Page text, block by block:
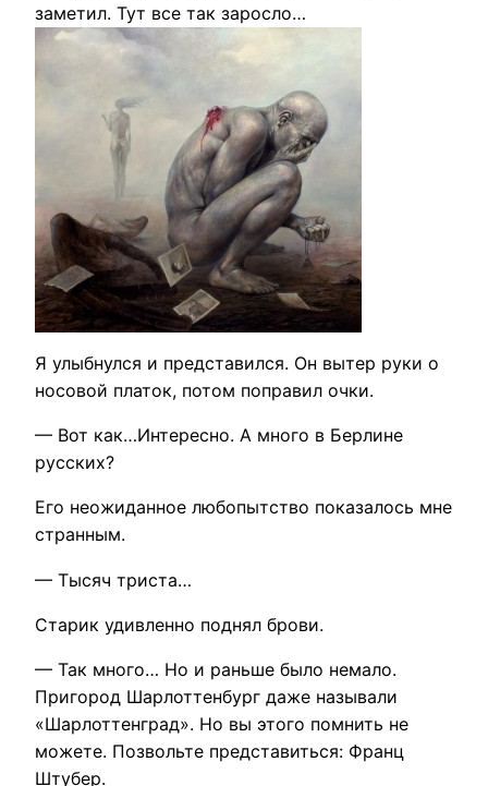
заметил. Тут все так заросло…
Я улыбнулся и представился. Он вытер руки о
носовой платок, потом поправил очки.
— Вот как…Интересно. А много в Берлине
русских?
Его неожиданное любопытство показалось мне
странным.
— Тысяч триста…
Старик удивленно поднял брови.
— Так много… Но и раньше было немало.
Пригород Шарлоттенбург даже называли
«Шарлоттенград». Но вы этого помнить не
можете. Позвольте представиться: Франц
Штубер.